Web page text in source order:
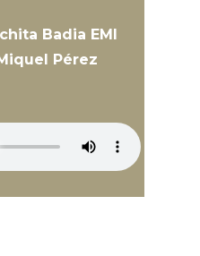
Badia EMI
Pérez